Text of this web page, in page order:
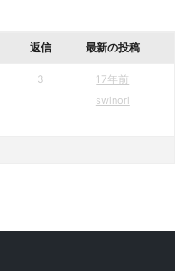
返信 最新の投稿
3 17年前
swinori